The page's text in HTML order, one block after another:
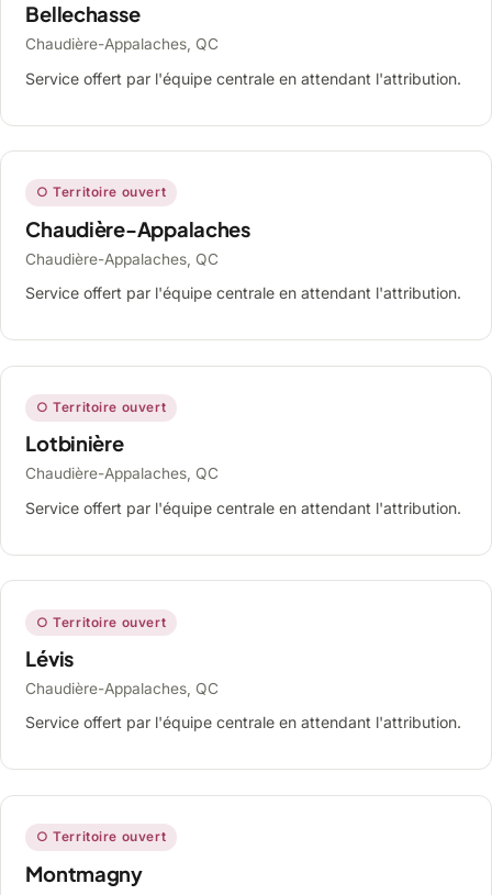
Bellechasse
Chaudière-Appalaches, QC
Service offert par l'équipe centrale en attendant l'attribution.
○ Territoire ouvert
Chaudière-Appalaches
Chaudière-Appalaches, QC
Service offert par l'équipe centrale en attendant l'attribution.
○ Territoire ouvert
Lotbinière
Chaudière-Appalaches, QC
Service offert par l'équipe centrale en attendant l'attribution.
○ Territoire ouvert
Lévis
Chaudière-Appalaches, QC
Service offert par l'équipe centrale en attendant l'attribution.
○ Territoire ouvert
Montmagny